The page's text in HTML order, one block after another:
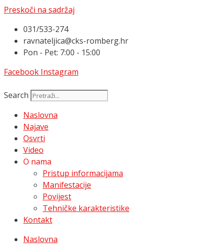
Preskoči na sadržaj
031/533-274
ravnateljica@cks-romberg.hr
Pon - Pet: 7:00 - 15:00
Facebook Instagram
Search
Naslovna
Najave
Osvrti
Video
O nama
Pristup informacijama
Manifestacije
Povijest
Tehničke karakteristike
Kontakt
Naslovna